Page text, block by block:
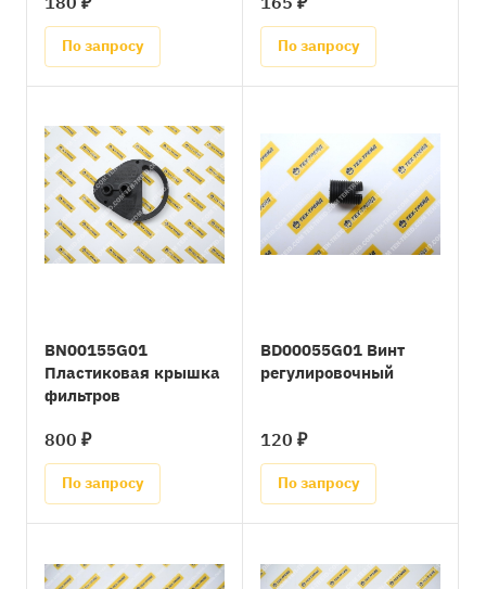
По запросу По запросу
BN00155G01
Пластиковая крышка
фильтров
800 ₽
По запросу
BD00055G01 Винт
регулировочный
120 ₽
По запросу